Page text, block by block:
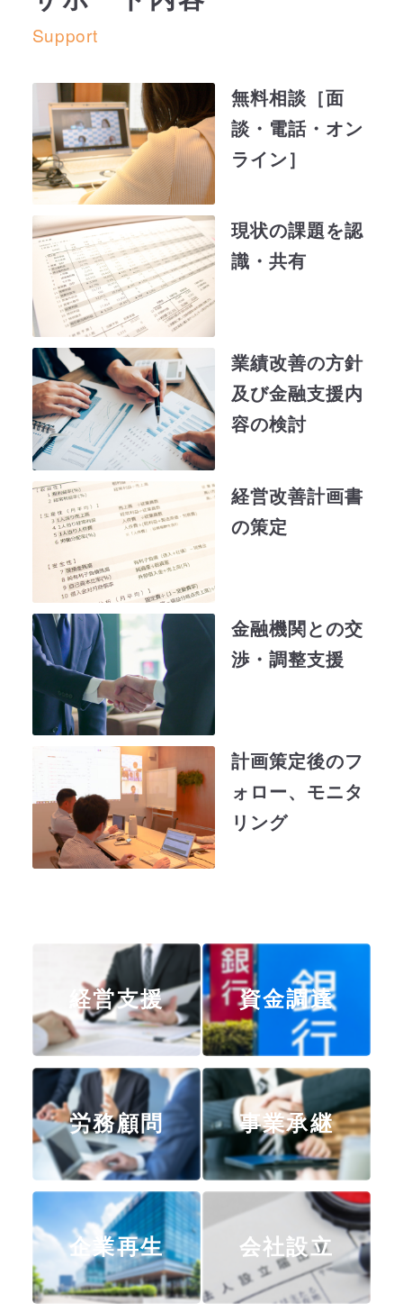
資金調達｜リスケ中にも関
わらず 4,500万円の資金調
達
不動産・上場株式）を売却し、さら
に生命保険を解約することで手元資
❷シンジケートローンの組成
政府系金融機関にシンジケートロー
ンのアレンジャーを依頼し、すべて
の取引金融機関と調整を実施。
複数の金融機関からの借入を一本化
し、毎年の借入返済額を抑制。
その上で、経営者の連帯保証を解
除。
ケ）を実施していたが、収益力
●DDS（劣後ローン）への切り替
え
将来的な金融正常化を目指し、メイ
ンバンクおよび政府系金融機関と協
調し、既存の借入をDDS（劣後ロー
ン）へ切り替えるように調整。
DDS（劣後ローン）の導入により、
毎年の借入返済額を抑制し、自己資
本を増強。結果として、債務超過状
態からの脱却を実現。
が続いている状況。
以前から条件変更（リスケ）を
実施していたが、自力での黒字
化の見通しが立たず、さらに資
金繰りも悪化し始めたため、追
加の金融支援を検討。
●スポンサー型私的整理による抜
本再生（債権放棄）
M&A仲介会社と連携しスポンサーを
探索するとともに、弁護士と協力し
て金融調整を実施。
スポンサーからの事業譲渡対価を既
存の借入返済に充当し、不足分は債
権放棄により対応。
債務免除益課税の問題もあったた
め、「第二会社方式」にて実施。
Support
無料相談［面
談・電話・オン
ライン］
現状の課題を認
識・共有
業績改善の方針
及び金融支援内
容の検討
経営改善計画書
の策定
金融機関との交
渉・調整支援
計画策定後のフ
ォロー、モニタ
リング
経営支援 資金調達
労務顧問 事業承継
企業再生 会社設立